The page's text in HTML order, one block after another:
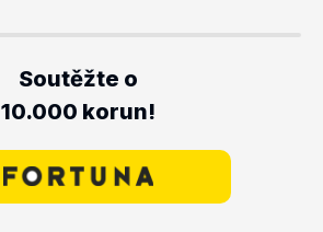
Soutěžte o
10.000 korun!